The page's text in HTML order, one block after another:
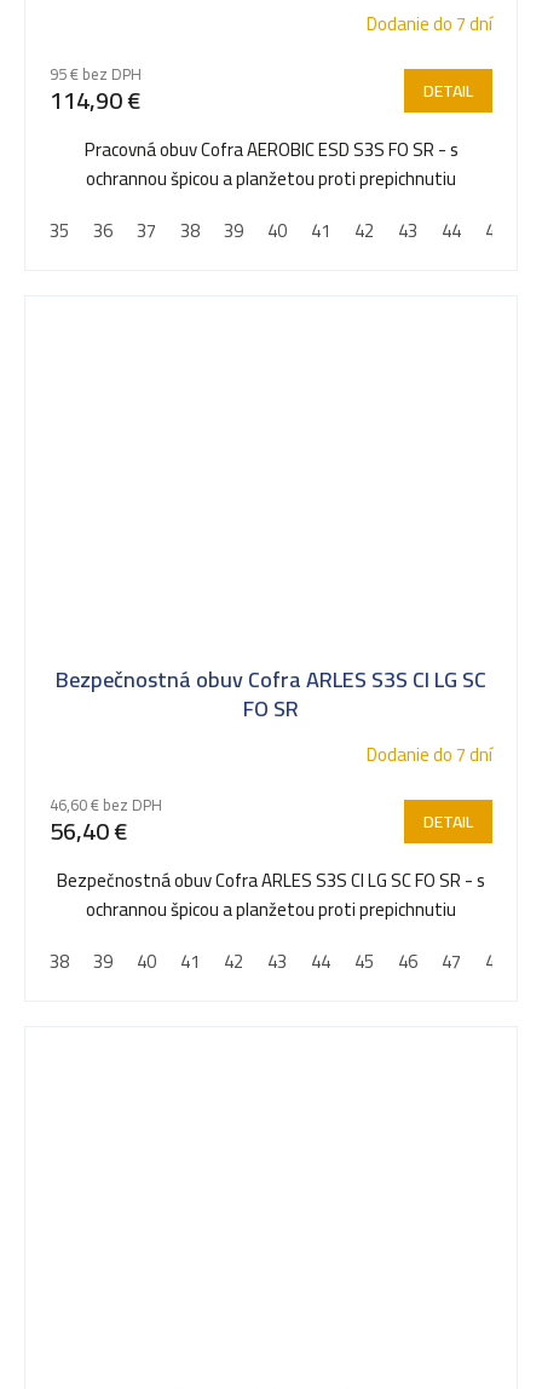
Dodanie do 7 dní
95 € bez DPH
114,90 € DETAIL
Pracovná obuv Cofra AEROBIC ESD S3S FO SR - s
ochrannou špicou a planžetou proti prepichnutiu
35
36 37 38 39 40 41 42 43 44 45
Bezpečnostná obuv Cofra ARLES S3S CI LG SC
FO SR
Dodanie do 7 dní
46,60 € bez DPH
56,40 € DETAIL
Bezpečnostná obuv Cofra ARLES S3S CI LG SC FO SR - s
ochrannou špicou a planžetou proti prepichnutiu
38
39 40 41 42 43 44 45 46 47 48